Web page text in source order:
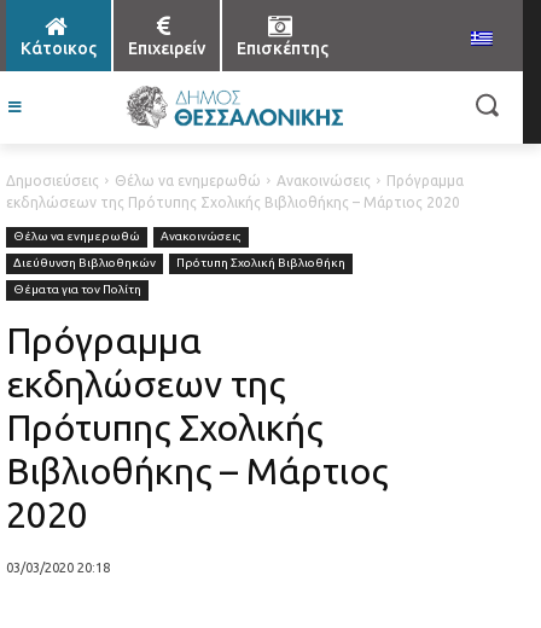
Κάτοικος Επιχειρείν Επισκέπτης
Δημοσιεύσεις Θέλω να ενημερωθώ Ανακοινώσεις
Πρόγραμμα
εκδηλώσεων της Πρότυπης Σχολικής Βιβλιοθήκης – Μάρτιος 2020
Θέλω να ενημερωθώ
Ανακοινώσεις
Διεύθυνση Βιβλιοθηκών
Πρότυπη Σχολική Βιβλιοθήκη
Θέματα για τον Πολίτη
Πρόγραμμα
εκδηλώσεων της
Πρότυπης Σχολικής
Βιβλιοθήκης – Μάρτιος
2020
03/03/2020 20:18